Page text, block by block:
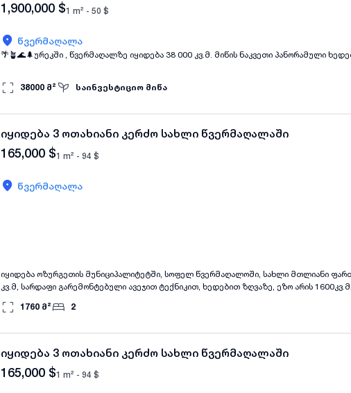
1,900,000 $1 m² - 50 $
წვერმაღალა
🌴🪴🌊🌲ურეკში , წვერმაღალზე იყიდება 38 000 კვ.მ. მიწის ნაკვეთი პანორამული
38000 მ² საინვესტიციო მიწა
იყიდება 3 ოთახიანი კერძო სახლი წვერმაღალაში
165,000 $1 m² - 94 $
წვერმაღალა
იყიდება ოზურგეთის მუნიციპალიტეტში, სოფელ წვერმაღალოში, სახლი მთლიანი
კვ.მ, სარდაფი გარემონტებული ავეჯით ტექნიკით, ხედებით ზღვაზე, ეზო არის
გაშენებული, წვერმაღალოს პარკიდან მანძილი მანქანით არის 2 წუთის სავალი,
სავალი, ფასი 165.000$
1760 მ² 2
იყიდება 3 ოთახიანი კერძო სახლი წვერმაღალაში
165,000 $1 m² - 94 $